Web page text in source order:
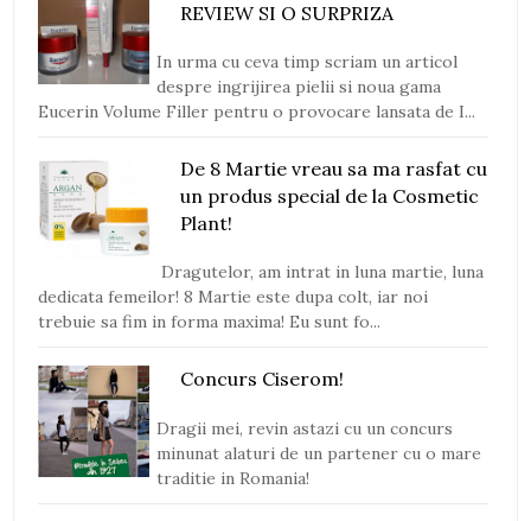
REVIEW SI O SURPRIZA
In urma cu ceva timp scriam un articol
despre ingrijirea pielii si noua gama
Eucerin Volume Filler pentru o provocare lansata de I...
De 8 Martie vreau sa ma rasfat cu
un produs special de la Cosmetic
Plant!
Dragutelor, am intrat in luna martie, luna
dedicata femeilor! 8 Martie este dupa colt, iar noi
trebuie sa fim in forma maxima! Eu sunt fo...
Concurs Ciserom!
Dragii mei, revin astazi cu un concurs
minunat alaturi de un partener cu o mare
traditie in Romania!